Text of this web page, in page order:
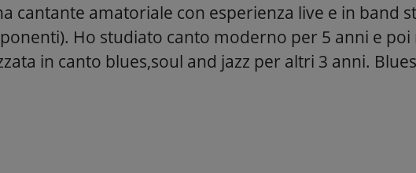
cantante amatoriale con esperienza live e in band
Ho studiato canto moderno per 5 anni e poi
in canto blues,soul and jazz per altri 3 anni.